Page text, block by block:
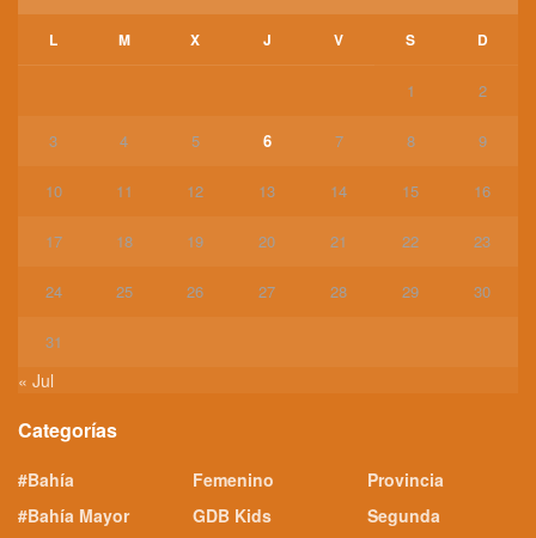
L M X J V S D
1 2
3 4 5 6 7 8 9
10 11 12 13 14 15 16
17 18 19 20 21 22 23
24 25 26 27 28 29 30
31
« Jul
Categorías
#Bahía
#Bahía Mayor
Femenino
GDB Kids
Provincia
Segunda